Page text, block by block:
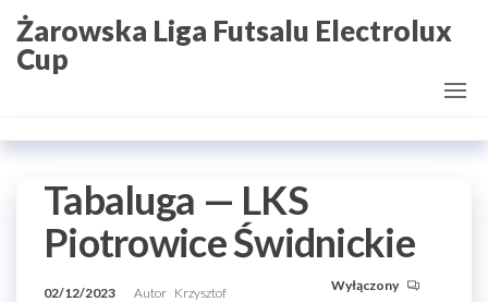
Przejdź
do
treści
Żarowska Liga Futsalu Electrolux
Cup
Tabaluga — LKS
Piotrowice Świdnickie
02/12/2023 Autor Krzysztof Wyłączony